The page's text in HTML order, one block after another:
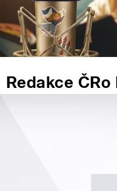
Redakce